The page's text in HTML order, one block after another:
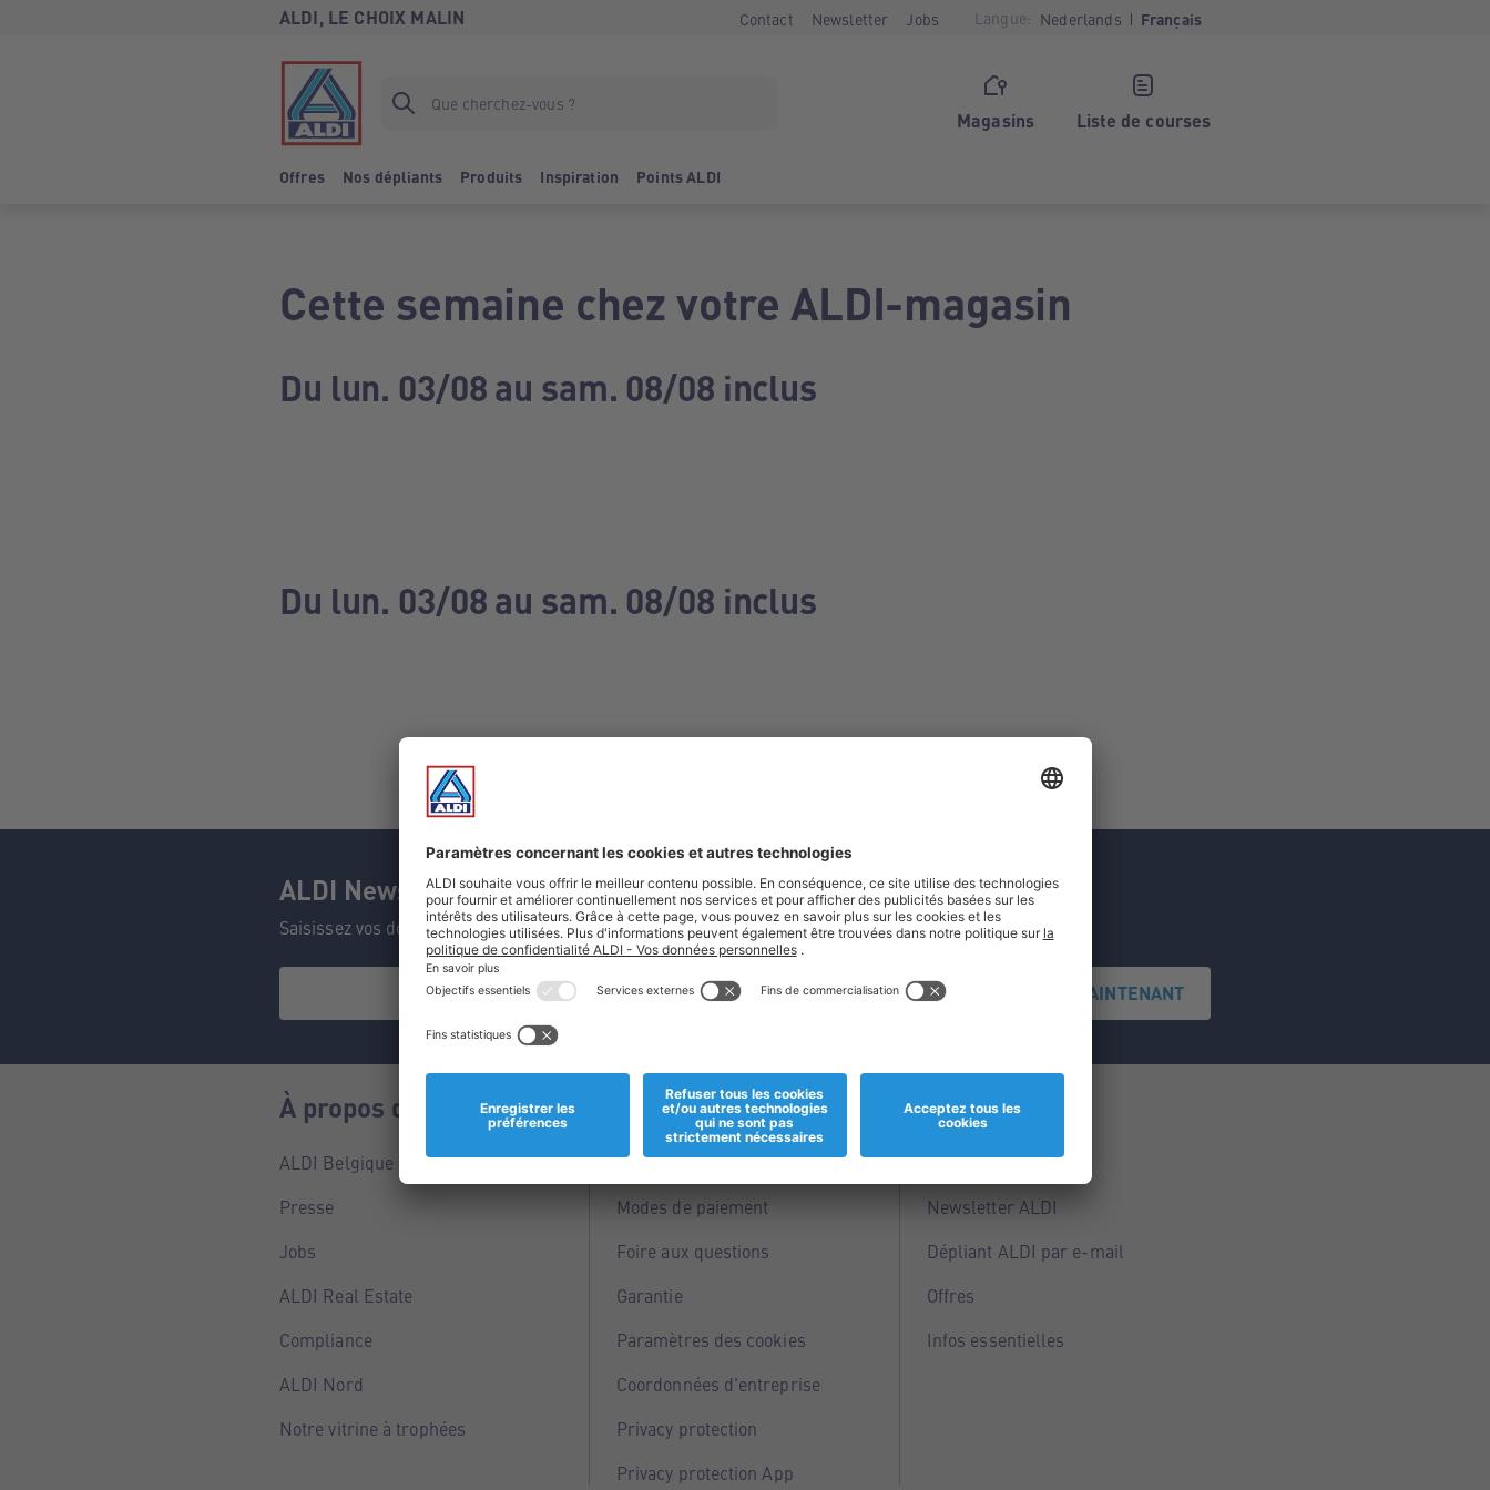
ALDI, LE CHOIX MALIN Contact Newsletter Jobs Langue: Nederlands Français
Magasins Liste de courses
Offres Nos dépliants Produits Inspiration Points ALDI
Cette semaine chez votre ALDI-magasin
Du lun. 03/08 au sam. 08/08 inclus
Du lun. 03/08 au sam. 08/08 inclus
ALDI Newsletter
Saisissez vos données et ne manquez aucune de nos offres.
S'INSCRIRE MAINTENANT
À propos de nous
ALDI Belgique
Presse
Jobs
ALDI Real Estate
Compliance
ALDI Nord
Notre vitrine à trophées
Informations
Magasins
Modes de paiement
Foire aux questions
Garantie
Paramètres des cookies
Coordonnées d'entreprise
Privacy protection
Privacy protection App
Service
Points ALDI
Newsletter ALDI
Dépliant ALDI par e-mail
Offres
Infos essentielles